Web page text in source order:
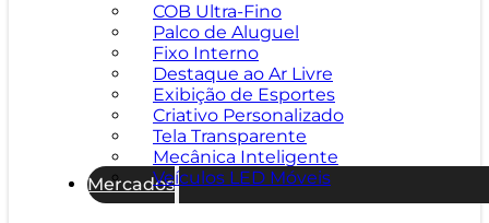
COB Ultra-Fino
Palco de Aluguel
Fixo Interno
Destaque ao Ar Livre
Exibição de Esportes
Criativo Personalizado
Tela Transparente
Mecânica Inteligente
Veículos LED Móveis
Mercados